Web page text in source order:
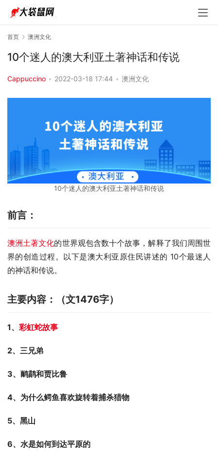
首页 澳洲文化
10个迷人的澳大利亚土著神话和传说
Cappuccino • 2022-03-18 17:44 • 澳洲文化
10个迷人的澳大利亚土著神话和传说
前言：
澳洲土著文化的世界观包含数十个故事，解释了我们周围世
界的创造过程。以下是澳大利亚原住民讲述的 10个最迷人
的神话和传说。
主要内容：（文1476字）
1、 彩虹蛇故事
2、三兄弟
3、鸸鹋和贾比鲁
4、为什么鳄鱼喜欢旋转着捕杀猎物
5、黑山
6、水是如何到达平原的